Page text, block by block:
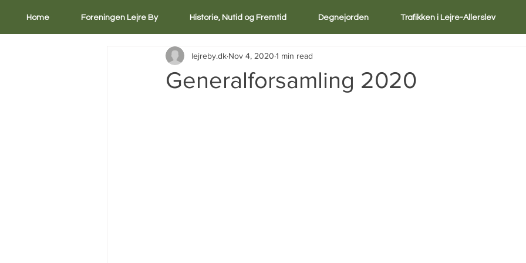
Home Foreningen Lejre By Historie, Nutid og Fremtid Degnejorden Trafikken i Lejre-Allerslev
Generalforsamling 2020
lejreby.dk Nov 4, 2020 1 min read